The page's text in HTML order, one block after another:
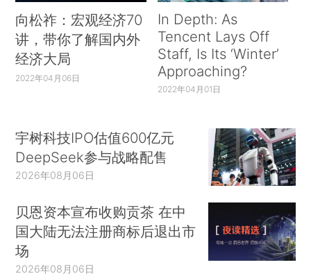
向松祚：宏观经济70
讲，带你了解国内外
经济大局
2022年04月06日
In Depth: As
Tencent Lays Off
Staff, Is Its ‘Winter’
Approaching?
2022年04月01日
宇树科技IPO估值600亿元
DeepSeek参与战略配售
2026年08月06日
贝恩资本宣布收购贡茶 在中
国大陆无法注册商标后退出市
场
2026年08月06日